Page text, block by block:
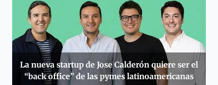
La nueva startup de Jose Calderón quiere ser el
“back office” de las pymes latinoamericanas